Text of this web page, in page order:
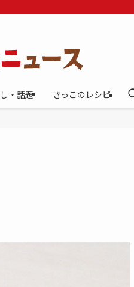
・話題 きっこのレシピ